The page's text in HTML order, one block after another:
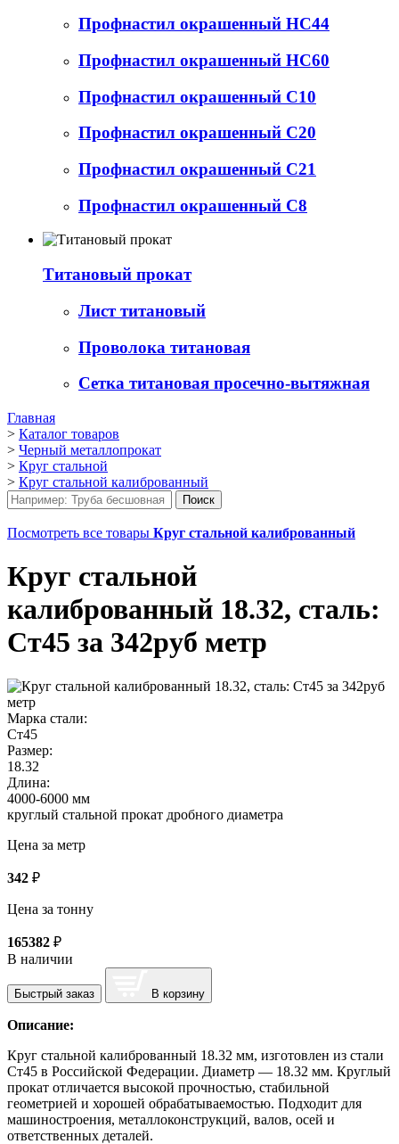
Профнастил окрашенный НС44
Профнастил окрашенный НС60
Профнастил окрашенный С10
Профнастил окрашенный С20
Профнастил окрашенный С21
Профнастил окрашенный С8
Титановый прокат
Лист титановый
Проволока титановая
Сетка титановая просечно-вытяжная
Главная
> Каталог товаров
> Черный металлопрокат
> Круг стальной
> Круг стальной калиброванный
Посмотреть все товары Круг стальной калиброванный
Круг стальной
калиброванный 18.32, сталь:
Ст45 за 342руб метр
Марка стали:
Ст45
Размер:
18.32
Длина:
4000-6000 мм
круглый стальной прокат дробного диаметра
Цена за метр
342 ₽
Цена за тонну
165382 ₽
В наличии
Быстрый заказ В корзину
Описание:
Круг стальной калиброванный 18.32 мм, изготовлен из стали
Ст45 в Российской Федерации. Диаметр — 18.32 мм. Круглый
прокат отличается высокой прочностью, стабильной
геометрией и хорошей обрабатываемостью. Подходит для
машиностроения, металлоконструкций, валов, осей и
ответственных деталей.